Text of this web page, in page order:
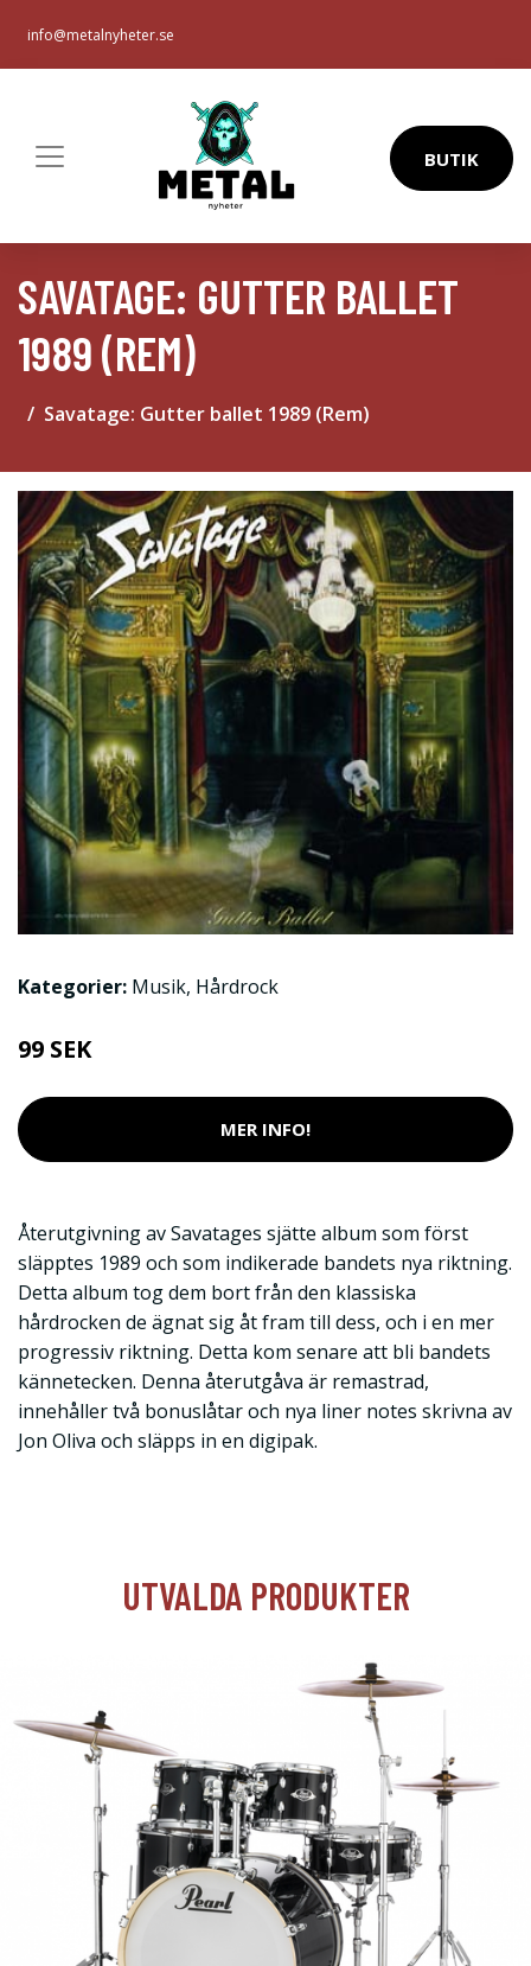
info@metalnyheter.se
BUTIK
SAVATAGE: GUTTER BALLET
1989 (REM)
Savatage: Gutter ballet 1989 (Rem)
Kategorier: Musik, Hårdrock
99 SEK
MER INFO!
Återutgivning av Savatages sjätte album som först
släpptes 1989 och som indikerade bandets nya riktning.
Detta album tog dem bort från den klassiska
hårdrocken de ägnat sig åt fram till dess, och i en mer
progressiv riktning. Detta kom senare att bli bandets
kännetecken. Denna återutgåva är remastrad,
innehåller två bonuslåtar och nya liner notes skrivna av
Jon Oliva och släpps in en digipak.
UTVALDA PRODUKTER